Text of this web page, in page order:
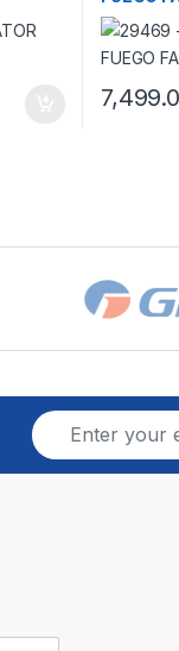
E
m
a